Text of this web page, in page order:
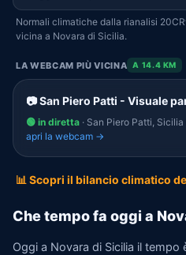
Normali climatiche dalla rianalisi
vicina a Novara di Sicilia.
LA WEBCAM PIÙ VICINA A 14.4 KM
📷 San Piero Patti - Visuale
🟢 in diretta · San Piero Patti,
apri la webcam →
📊 Scopri il bilancio climatico
Che tempo fa oggi a
Oggi a Novara di Sicilia il tempo